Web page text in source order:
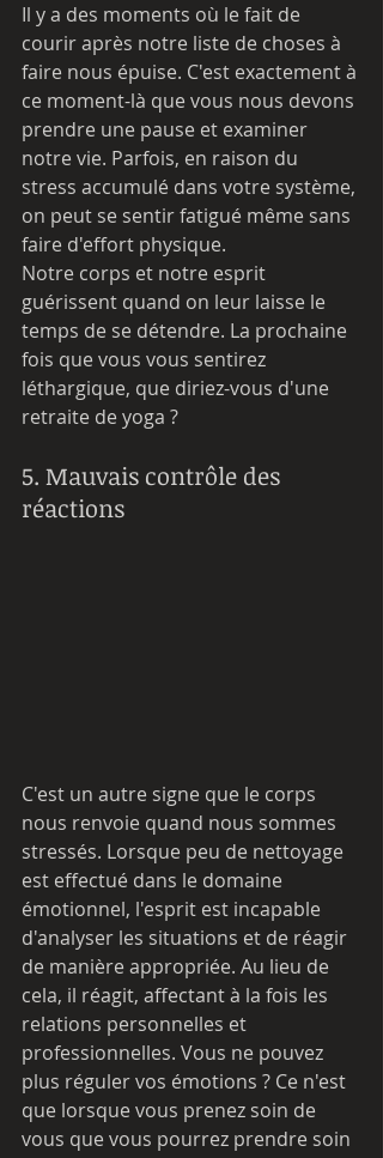
Il y a des moments où le fait de
courir après notre liste de choses à
faire nous épuise. C'est exactement à
ce moment-là que vous nous devons
prendre une pause et examiner
notre vie. Parfois, en raison du
stress accumulé dans votre système,
on peut se sentir fatigué même sans
faire d'effort physique.
Notre corps et notre esprit
guérissent quand on leur laisse le
temps de se détendre. La prochaine
fois que vous vous sentirez
léthargique, que diriez-vous d'une
retraite de yoga ?
5. Mauvais contrôle des
réactions
C'est un autre signe que le corps
nous renvoie quand nous sommes
stressés. Lorsque peu de nettoyage
est effectué dans le domaine
émotionnel, l'esprit est incapable
d'analyser les situations et de réagir
de manière appropriée. Au lieu de
cela, il réagit, affectant à la fois les
relations personnelles et
professionnelles. Vous ne pouvez
plus réguler vos émotions ? Ce n'est
que lorsque vous prenez soin de
vous que vous pourrez prendre soin